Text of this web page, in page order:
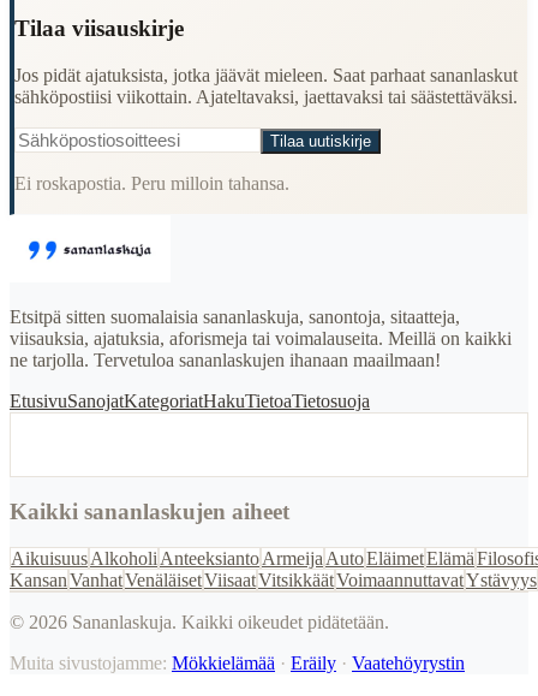
Tilaa viisauskirje
Jos pidät ajatuksista, jotka jäävät mieleen. Saat parhaat sananlaskut
sähköpostiisi viikottain. Ajateltavaksi, jaettavaksi tai säästettäväksi.
Tilaa uutiskirje
Ei roskapostia. Peru milloin tahansa.
Etsitpä sitten suomalaisia sananlaskuja, sanontoja, sitaatteja,
viisauksia, ajatuksia, aforismeja tai voimalauseita. Meillä on kaikki
ne tarjolla. Tervetuloa sananlaskujen ihanaan maailmaan!
EtusivuSanojatKategoriatHakuTietoaTietosuoja
Kaikki sananlaskujen aiheet
AikuisuusAlkoholi AnteeksiantoArmeija AutoEläimetElämä
KansanVanhatVenäläisetViisaatVitsikkäätVoimaannuttavatYstävyys
© 2026 Sananlaskuja. Kaikki oikeudet pidätetään.
Muita sivustojamme: Mökkielämää · Eräily · Vaatehöyrystin